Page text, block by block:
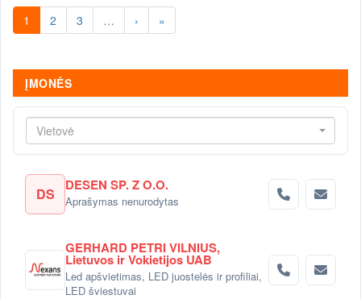
1 2 3 … › »
ĮMONĖS
Vietovė
DS DESEN SP. Z O.O.
Aprašymas nenurodytas
GERHARD PETRI VILNIUS,
Lietuvos ir Vokietijos UAB
Led apšvietimas, LED juostelės ir profiliai,
LED šviestuvai